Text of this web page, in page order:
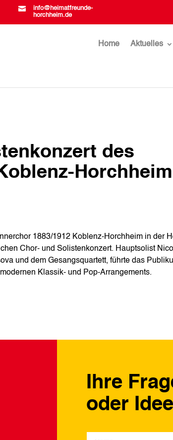

info@heimatfreunde-
horchheim.de
Home Aktuelles
des
1883/1912 Koblenz-Horchheim in der
Chor‑ und Solistenkonzert. Hauptsolist
und dem Gesangsquartett, führte das
Klassik‑ und Pop‑Arrangements.
Ihre
oder